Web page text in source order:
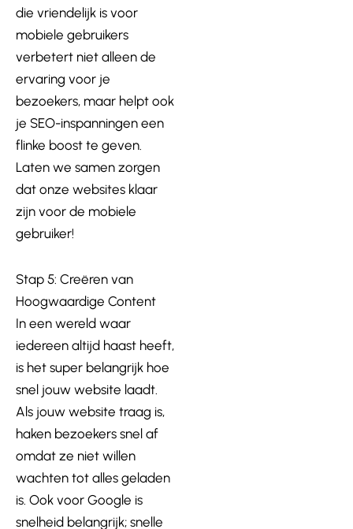
die vriendelijk is voor
mobiele gebruikers
verbetert niet alleen de
ervaring voor je
bezoekers, maar helpt ook
je SEO-inspanningen een
flinke boost te geven.
Laten we samen zorgen
dat onze websites klaar
zijn voor de mobiele
gebruiker!
Stap 5: Creëren van
Hoogwaardige Content
In een wereld waar
iedereen altijd haast heeft,
is het super belangrijk hoe
snel jouw website laadt.
Als jouw website traag is,
haken bezoekers snel af
omdat ze niet willen
wachten tot alles geladen
is. Ook voor Google is
snelheid belangrijk; snelle